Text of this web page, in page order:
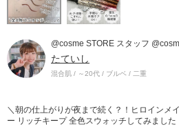
@cosme STORE スタッフ
たていし
混合肌 / ～20代 / ブルベ / 二重
＼朝の仕上がりが夜まで続く？！ヒロインメ
ー リッチキープ 全色スウォッチしてみました